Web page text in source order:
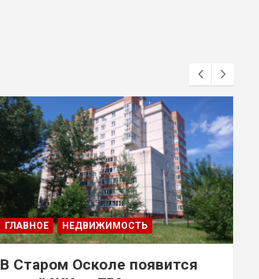
ГЛАВНОЕ НЕДВИЖИМОСТЬ
В Старом Осколе появится